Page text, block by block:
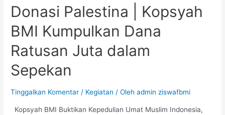
Donasi Palestina | Kopsyah
BMI Kumpulkan Dana
Ratusan Juta dalam
Sepekan
Tinggalkan Komentar / Kegiatan / Olehadmin ziswafbmi
Kopsyah BMI Buktikan Kepedulian Umat Muslim Indonesia,